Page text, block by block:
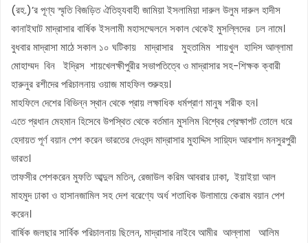
(রহ.)’র পূণ্য স্মৃতি বিজড়িত ঐতিহ্যবাহী জামিয়া ইসলামিয়া দারুল উলুম দারুল হাদীস
কানাইঘাট মাদ্রাসার বার্ষিক ইসলামী মহাসম্মেলনে সকাল থেকেই মুসল্লিদের ঢল নামে।
বুধবার মাদ্রাসা মাঠে সকাল ১০ ঘটিকায় মাদ্রাসার মুহতামিম শায়খুল হাদিস আল্লামা
মোহাম্মদ বিন ইদ্রিস শায়খেলক্ষীপুরীর সভাপতিত্বে ও মাদ্রাসার সহ-শিক্ষক ক্বারী
হারুনুর রশীদের পরিচালনায় ওয়াজ মাহফিল শুরুহয়।
মাহফিলে দেশের বিভিন্ন স্থান থেকে প্রায় লক্ষাধিক ধর্মপ্রাণ মানুষ শরীক হন।
এতে প্রধান মেহমান হিসেবে উপস্থিত থেকে বর্তমান মুসলিম বিশ্বের প্রেক্ষাপট তোলে ধরে
হেদায়ত পূর্ণ বয়ান পেশ করেন ভারতের দেওবন্দ মাদ্রাসার মুহাদ্দিস সায়্যিদ আরশাদ মনসুরপুরী
ভারত।
তাফসীর পেশকরেন মুফতি আব্দুল মতিন, রেজাউল করিম আবরার ঢাকা, ইয়াইয়া আল
মাহমুদ ঢাকা ও হাসানজামিল সহ দেশ বরেণ্যে অর্ধ শতাধিক উলামায়ে কেরাম বয়ান পেশ
করেন।
বার্ষিক জলছার সার্বিক পরিচালনায় ছিলেন, মাদ্রাসার নাইবে আমীর আল্লামা আলিম